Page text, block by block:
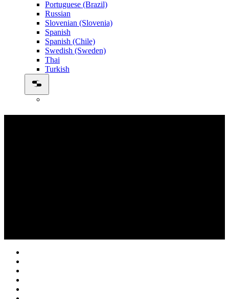
Portuguese (Brazil)
Russian
Slovenian (Slovenia)
Spanish
Spanish (Chile)
Swedish (Sweden)
Thai
Turkish